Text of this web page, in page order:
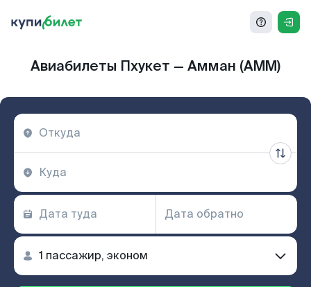
Авиабилеты Пхукет — Амман (AMM)